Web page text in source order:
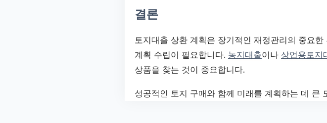
결론
토지대출 상환 계획은 장기적인 재정관리의 중요한
계획 수립이 필요합니다. 농지대출이나 상업용토지
상품을 찾는 것이 중요합니다.
성공적인 토지 구매와 함께 미래를 계획하는 데 큰